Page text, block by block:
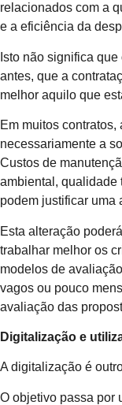
relacionados com a
e a eficiência da
Isto não significa
antes, que a
melhor aquilo que
Em muitos
necessariamente a
Custos de
ambiental, qualidade
podem justificar uma
Esta alteração
trabalhar melhor os
modelos de
vagos ou pouco
avaliação das
Digitalização e
A digitalização é
O objetivo passa por